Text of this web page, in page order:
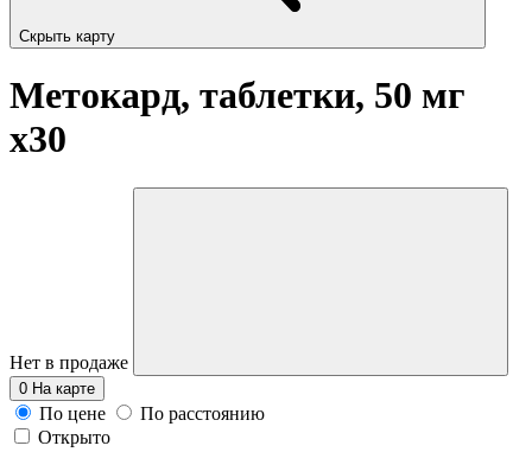
Скрыть карту
Метокард, таблетки, 50 мг
x30
Нет в продаже
0 На карте
По цене
По расстоянию
Открыто